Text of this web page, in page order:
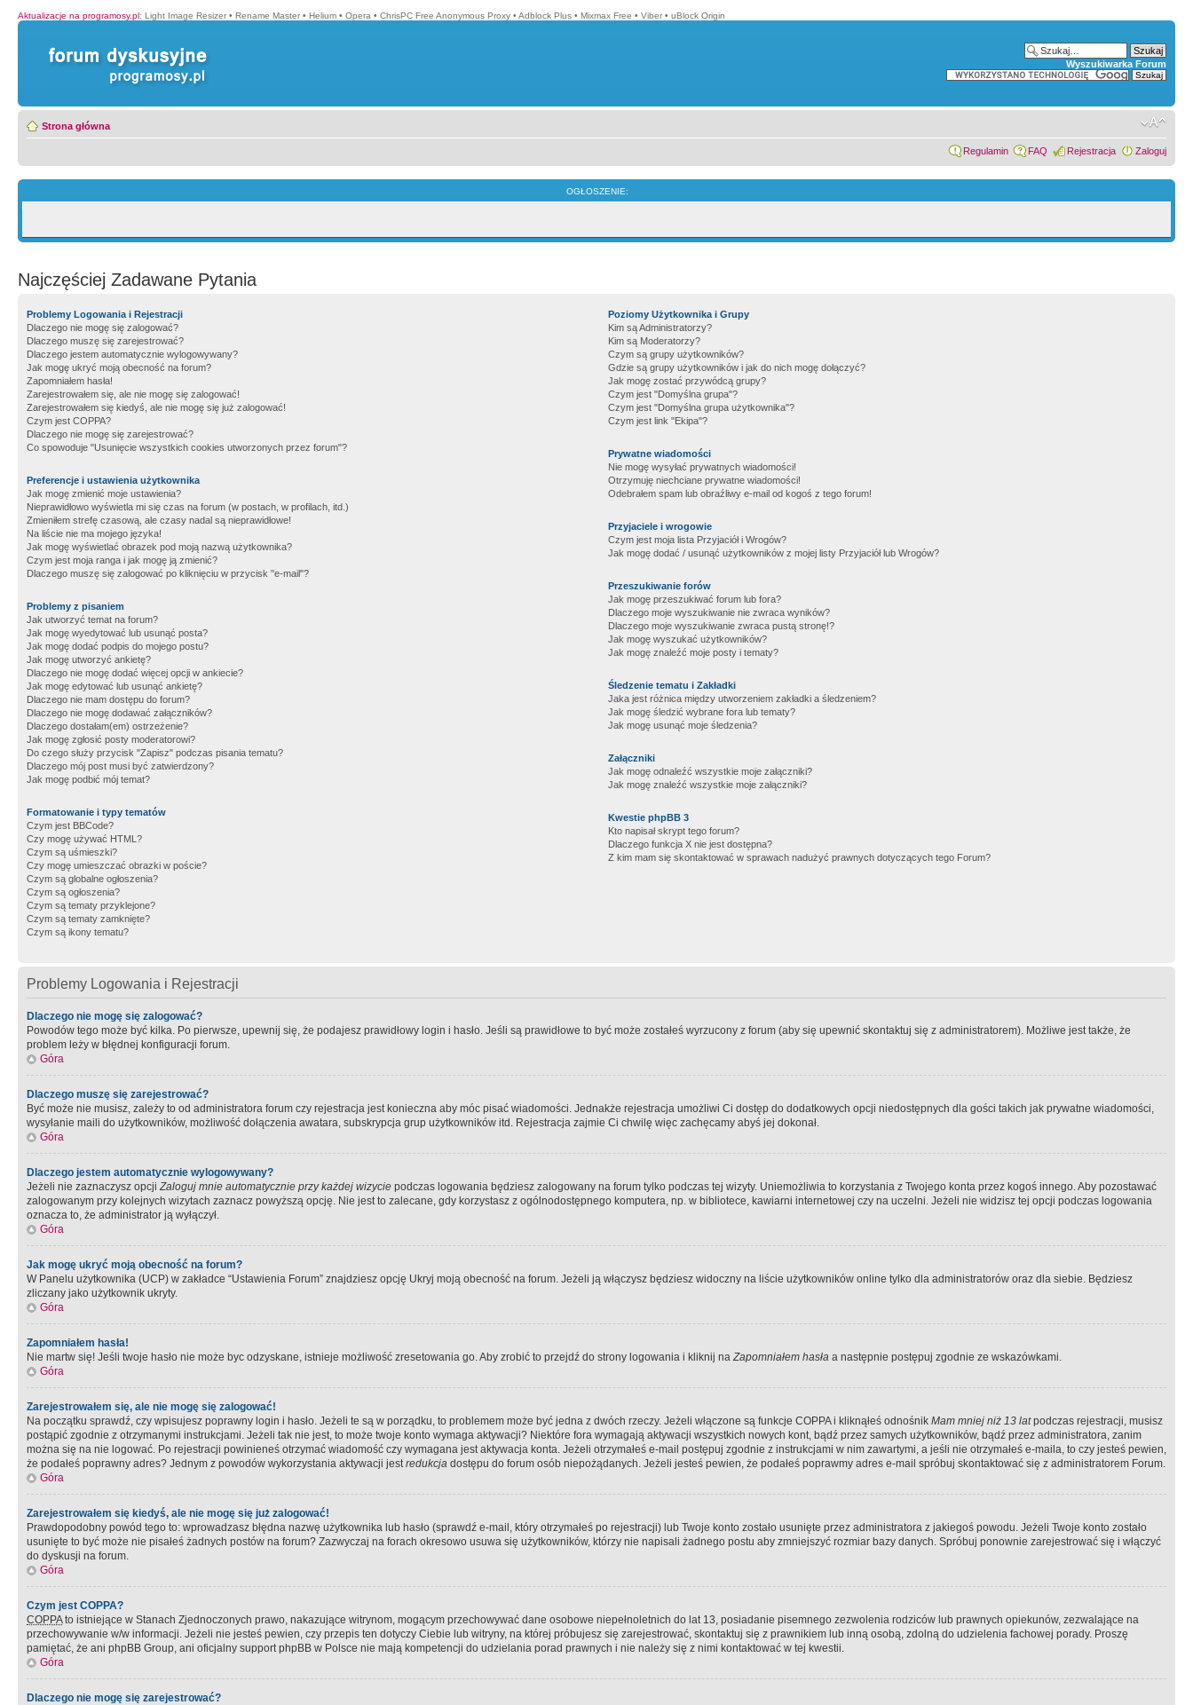
Aktualizacje na programosy.pl: Light Image Resizer • Rename Master • Helium • Opera • ChrisPC Free Anonymous Proxy • Adblock Plus • Mixmax Free • Viber • uBlock Origin
Wyszukiwarka Forum
Strona główna
Regulamin FAQ Rejestracja Zaloguj
OGŁOSZENIE:
Najczęściej Zadawane Pytania
Problemy Logowania i Rejestracji
Dlaczego nie mogę się zalogować?
Dlaczego muszę się zarejestrować?
Dlaczego jestem automatycznie wylogowywany?
Jak mogę ukryć moją obecność na forum?
Zapomniałem hasła!
Zarejestrowałem się, ale nie mogę się zalogować!
Zarejestrowałem się kiedyś, ale nie mogę się już zalogować!
Czym jest COPPA?
Dlaczego nie mogę się zarejestrować?
Co spowoduje "Usunięcie wszystkich cookies utworzonych przez forum"?
Preferencje i ustawienia użytkownika
Jak mogę zmienić moje ustawienia?
Nieprawidłowo wyświetla mi się czas na forum (w postach, w profilach, itd.)
Zmieniłem strefę czasową, ale czasy nadal są nieprawidłowe!
Na liście nie ma mojego języka!
Jak mogę wyświetlać obrazek pod moją nazwą użytkownika?
Czym jest moja ranga i jak mogę ją zmienić?
Dlaczego muszę się zalogować po kliknięciu w przycisk "e-mail"?
Problemy z pisaniem
Jak utworzyć temat na forum?
Jak mogę wyedytować lub usunąć posta?
Jak mogę dodać podpis do mojego postu?
Jak mogę utworzyć ankietę?
Dlaczego nie mogę dodać więcej opcji w ankiecie?
Jak mogę edytować lub usunąć ankietę?
Dlaczego nie mam dostępu do forum?
Dlaczego nie mogę dodawać załączników?
Dlaczego dostałam(em) ostrzeżenie?
Jak mogę zgłosić posty moderatorowi?
Do czego służy przycisk "Zapisz" podczas pisania tematu?
Dlaczego mój post musi być zatwierdzony?
Jak mogę podbić mój temat?
Formatowanie i typy tematów
Czym jest BBCode?
Czy mogę używać HTML?
Czym są uśmieszki?
Czy mogę umieszczać obrazki w poście?
Czym są globalne ogłoszenia?
Czym są ogłoszenia?
Czym są tematy przyklejone?
Czym są tematy zamknięte?
Czym są ikony tematu?
Poziomy Użytkownika i Grupy
Kim są Administratorzy?
Kim są Moderatorzy?
Czym są grupy użytkowników?
Gdzie są grupy użytkowników i jak do nich mogę dołączyć?
Jak mogę zostać przywódcą grupy?
Czym jest "Domyślna grupa"?
Czym jest "Domyślna grupa użytkownika"?
Czym jest link "Ekipa"?
Prywatne wiadomości
Nie mogę wysyłać prywatnych wiadomości!
Otrzymuję niechciane prywatne wiadomości!
Odebrałem spam lub obraźliwy e-mail od kogoś z tego forum!
Przyjaciele i wrogowie
Czym jest moja lista Przyjaciół i Wrogów?
Jak mogę dodać / usunąć użytkowników z mojej listy Przyjaciół lub Wrogów?
Przeszukiwanie forów
Jak mogę przeszukiwać forum lub fora?
Dlaczego moje wyszukiwanie nie zwraca wyników?
Dlaczego moje wyszukiwanie zwraca pustą stronę!?
Jak mogę wyszukać użytkowników?
Jak mogę znaleźć moje posty i tematy?
Śledzenie tematu i Zakładki
Jaka jest różnica między utworzeniem zakładki a śledzeniem?
Jak mogę śledzić wybrane fora lub tematy?
Jak mogę usunąć moje śledzenia?
Załączniki
Jak mogę odnaleźć wszystkie moje załączniki?
Jak mogę znaleźć wszystkie moje załączniki?
Kwestie phpBB 3
Kto napisał skrypt tego forum?
Dlaczego funkcja X nie jest dostępna?
Z kim mam się skontaktować w sprawach nadużyć prawnych dotyczących tego Forum?
Problemy Logowania i Rejestracji
Dlaczego nie mogę się zalogować?
Powodów tego może być kilka. Po pierwsze, upewnij się, że podajesz prawidłowy login i hasło. Jeśli są prawidłowe to być może zostałeś wyrzucony z forum (aby się upewnić skontaktuj się z administratorem). Możliwe jest także, że
problem leży w błędnej konfiguracji forum.
Góra
Dlaczego muszę się zarejestrować?
Być może nie musisz, zależy to od administratora forum czy rejestracja jest konieczna aby móc pisać wiadomości. Jednakże rejestracja umożliwi Ci dostęp do dodatkowych opcji niedostępnych dla gości takich jak prywatne wiadomości,
wysyłanie maili do użytkowników, możliwość dołączenia awatara, subskrypcja grup użytkowników itd. Rejestracja zajmie Ci chwilę więc zachęcamy abyś jej dokonał.
Góra
Dlaczego jestem automatycznie wylogowywany?
Jeżeli nie zaznaczysz opcjiZaloguj mnie automatycznie przy każdej wizycie podczas logowania będziesz zalogowany na forum tylko podczas tej wizyty. Uniemożliwia to korzystania z Twojego konta przez kogoś innego. Aby pozostawać
zalogowanym przy kolejnych wizytach zaznacz powyższą opcję. Nie jest to zalecane, gdy korzystasz z ogólnodostępnego komputera, np. w bibliotece, kawiarni internetowej czy na uczelni. Jeżeli nie widzisz tej opcji podczas logowania
oznacza to, że administrator ją wyłączył.
Góra
Jak mogę ukryć moją obecność na forum?
W Panelu użytkownika (UCP) w zakładce “Ustawienia Forum” znajdziesz opcję Ukryj moją obecność na forum. Jeżeli ją włączysz będziesz widoczny na liście użytkowników online tylko dla administratorów oraz dla siebie. Będziesz
zliczany jako użytkownik ukryty.
Góra
Zapomniałem hasła!
Nie martw się! Jeśli twoje hasło nie może byc odzyskane, istnieje możliwość zresetowania go. Aby zrobić to przejdź do strony logowania i kliknij naZapomniałem hasła a następnie postępuj zgodnie ze wskazówkami.
Góra
Zarejestrowałem się, ale nie mogę się zalogować!
Na początku sprawdź, czy wpisujesz poprawny login i hasło. Jeżeli te są w porządku, to problemem może być jedna z dwóch rzeczy. Jeżeli włączone są funkcje COPPA i kliknąłeś odnośnik Mam mniej niż 13 latpodczas rejestracji, musisz
postąpić zgodnie z otrzymanymi instrukcjami. Jeżeli tak nie jest, to może twoje konto wymaga aktywacji? Niektóre fora wymagają aktywacji wszystkich nowych kont, bądź przez samych użytkowników, bądź przez administratora, zanim
można się na nie logować. Po rejestracji powinieneś otrzymać wiadomość czy wymagana jest aktywacja konta. Jeżeli otrzymałeś e-mail postępuj zgodnie z instrukcjami w nim zawartymi, a jeśli nie otrzymałeś e-maila, to czy jesteś pewien,
że podałeś poprawny adres? Jednym z powodów wykorzystania aktywacji jestredukcja dostępu do forum osób niepożądanych. Jeżeli jesteś pewien, że podałeś poprawmy adres e-mail spróbuj skontaktować się z administratorem Forum.
Góra
Zarejestrowałem się kiedyś, ale nie mogę się już zalogować!
Prawdopodobny powód tego to: wprowadzasz błędna nazwę użytkownika lub hasło (sprawdź e-mail, który otrzymałeś po rejestracji) lub Twoje konto zostało usunięte przez administratora z jakiegoś powodu. Jeżeli Twoje konto zostało
usunięte to być może nie pisałeś żadnych postów na forum? Zazwyczaj na forach okresowo usuwa się użytkowników, którzy nie napisali żadnego postu aby zmniejszyć rozmiar bazy danych. Spróbuj ponownie zarejestrować się i włączyć
do dyskusji na forum.
Góra
Czym jest COPPA?
COPPAto istniejące w Stanach Zjednoczonych prawo, nakazujące witrynom, mogącym przechowywać dane osobowe niepełnoletnich do lat 13, posiadanie pisemnego zezwolenia rodziców lub prawnych opiekunów, zezwalające na
przechowywanie w/w informacji. Jeżeli nie jesteś pewien, czy przepis ten dotyczy Ciebie lub witryny, na której próbujesz się zarejestrować, skontaktuj się z prawnikiem lub inną osobą, zdolną do udzielenia fachowej porady. Proszę
pamiętać, że ani phpBB Group, ani oficjalny support phpBB w Polsce nie mają kompetencji do udzielania porad prawnych i nie należy się z nimi kontaktować w tej kwestii.
Góra
Dlaczego nie mogę się zarejestrować?